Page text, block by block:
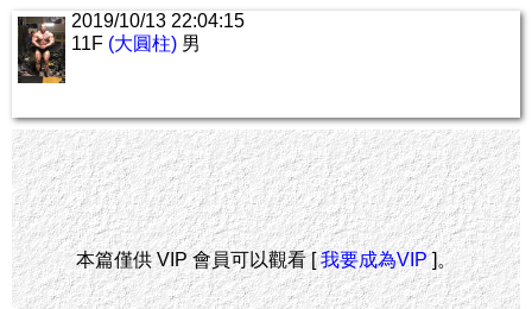
2019/10/13 22:04:15
11F (大圓柱) 男
本篇僅供 VIP 會員可以觀看 [我要成為VIP]。